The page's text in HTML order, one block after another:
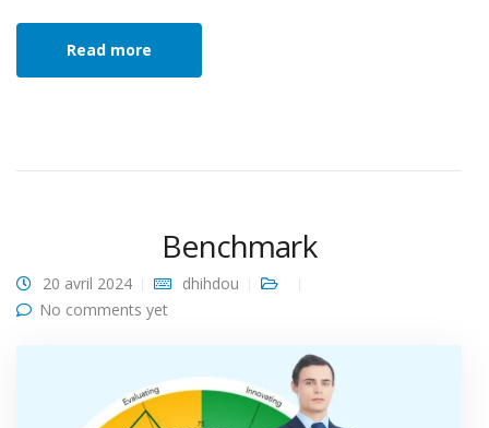
Read more
Benchmark
20 avril 2024
dhihdou
No comments yet